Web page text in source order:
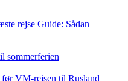
Guide: Sådan
sommerferien
VM-rejsen til Rusland